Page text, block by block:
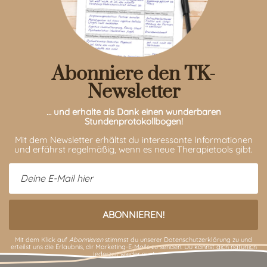
Abonniere den TK-
Newsletter
… und erhalte als Dank einen wunderbaren
Stundenprotokollbogen!
Mit dem Newsletter erhältst du interessante Informationen
und erfährst regelmäßig, wenn es neue Therapietools gibt.
Mit dem Klick auf Abonnierenstimmst du unserer Datenschutzerklärung zu und
erteilst uns die Erlaubnis, dir Marketing-E-Mails zu senden. Du kannst dich natürlich
jederzeit wieder austragen.